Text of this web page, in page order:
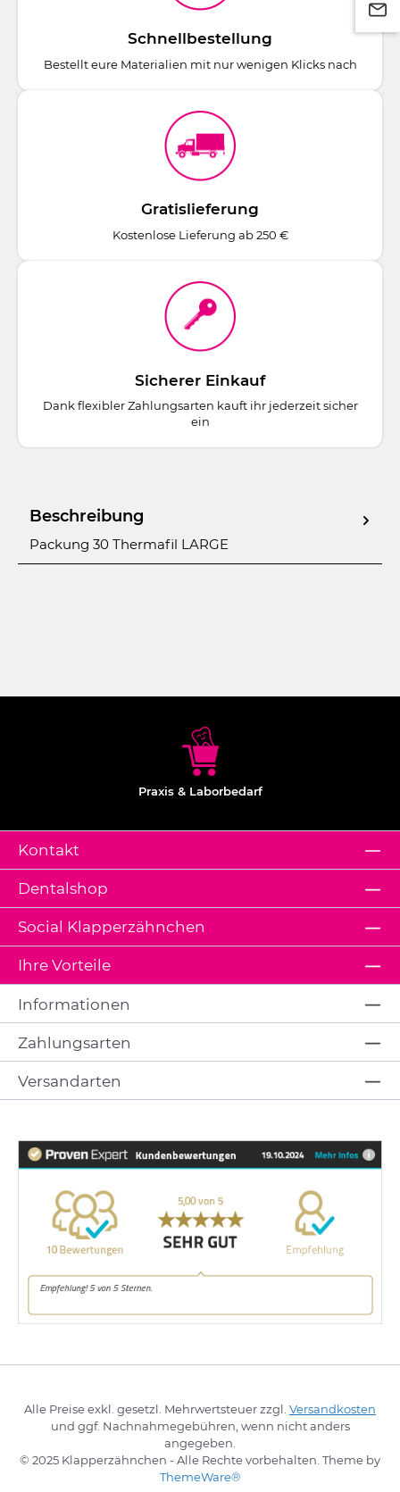
Schnellbestellung
Bestellt eure Materialien mit nur wenigen Klicks nach
Gratislieferung
Kostenlose Lieferung ab 250 €
Sicherer Einkauf
Dank flexibler Zahlungsarten kauft ihr jederzeit sicher
ein
Beschreibung
Packung 30 Thermafil LARGE
Praxis & Laborbedarf
Kontakt
Dentalshop
Ihre Vorteile
Social Klapperzähnchen
Informationen
Zahlungsarten
Versandarten
Alle Preise exkl. gesetzl. Mehrwertsteuer zzgl. Versandkosten
und ggf. Nachnahmegebühren, wenn nicht anders
angegeben.
© 2025 Klapperzähnchen - Alle Rechte vorbehalten. Theme by
ThemeWare®